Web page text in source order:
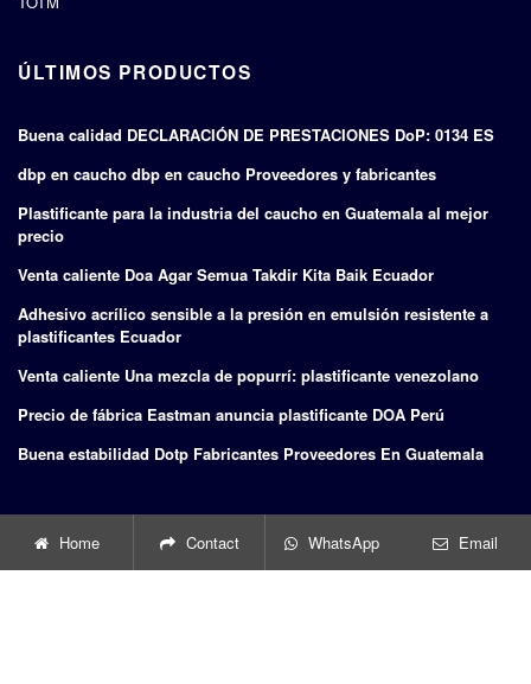
ÚLTIMOS PRODUCTOS
Buena calidad DECLARACIÓN DE PRESTACIONES DoP: 0134 ES
dbp en caucho dbp en caucho Proveedores y fabricantes
Plastificante para la industria del caucho en Guatemala al mejor
precio
Venta caliente Doa Agar Semua Takdir Kita Baik Ecuador
Adhesivo acrílico sensible a la presión en emulsión resistente a
plastificantes Ecuador
Venta caliente Una mezcla de popurrí: plastificante venezolano
Precio de fábrica Eastman anuncia plastificante DOA Perú
Buena estabilidad Dotp Fabricantes Proveedores En Guatemala
BUSCAR
Home Contact WhatsApp Email